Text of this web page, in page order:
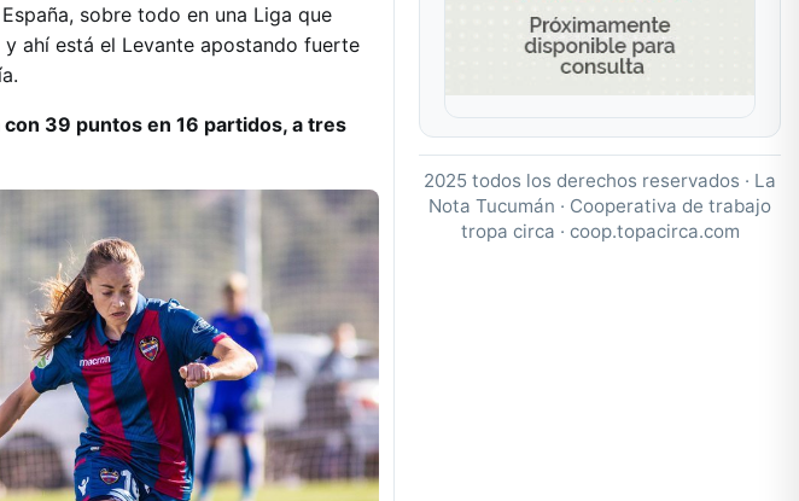
sobre todo en una Liga que
ahí está el Levante apostando fuerte
39 puntos en 16 partidos, a tres
2025 todos los derechos reservados · La
Nota Tucumán · Cooperativa de trabajo
tropa circa · coop.topacirca.com